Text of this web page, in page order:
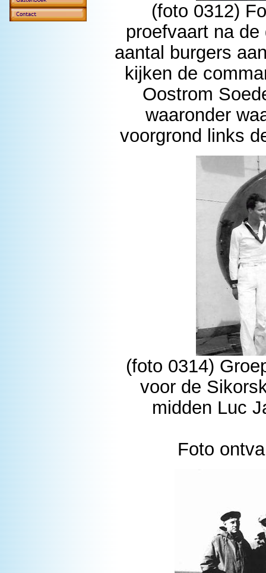
(foto 0312)
proefvaart na
aantal burgers
kijken de
Oostrom
waaronder
voorgrond links
(foto 0314)
voor de
midden Luc
Foto